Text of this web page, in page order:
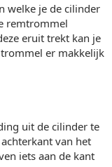
welke je de cilinder
remtrommel
eruit trekt kan je
er makkelijk
uit de cilinder te
van het
iets aan de kant